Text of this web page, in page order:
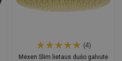
(4)
Mexen Slim lietaus dušo galvutė